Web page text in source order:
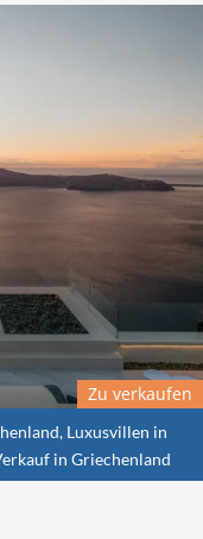
Zu verkaufen
Luxusvillen in
in Griechenland